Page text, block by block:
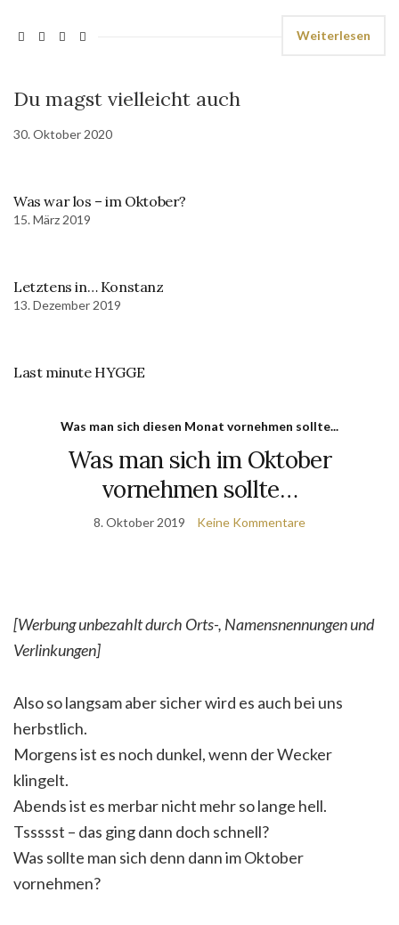
Weiterlesen
Du magst vielleicht auch
30. Oktober 2020
Was war los – im Oktober?
15. März 2019
Letztens in… Konstanz
13. Dezember 2019
Last minute HYGGE
Was man sich diesen Monat vornehmen sollte...
Was man sich im Oktober
vornehmen sollte…
8. Oktober 2019 Keine Kommentare
[Werbung unbezahlt durch Orts-, Namensnennungen und
Verlinkungen]
Also so langsam aber sicher wird es auch bei uns
herbstlich.
Morgens ist es noch dunkel, wenn der Wecker
klingelt.
Abends ist es merbar nicht mehr so lange hell.
Tssssst – das ging dann doch schnell?
Was sollte man sich denn dann im Oktober
vornehmen?